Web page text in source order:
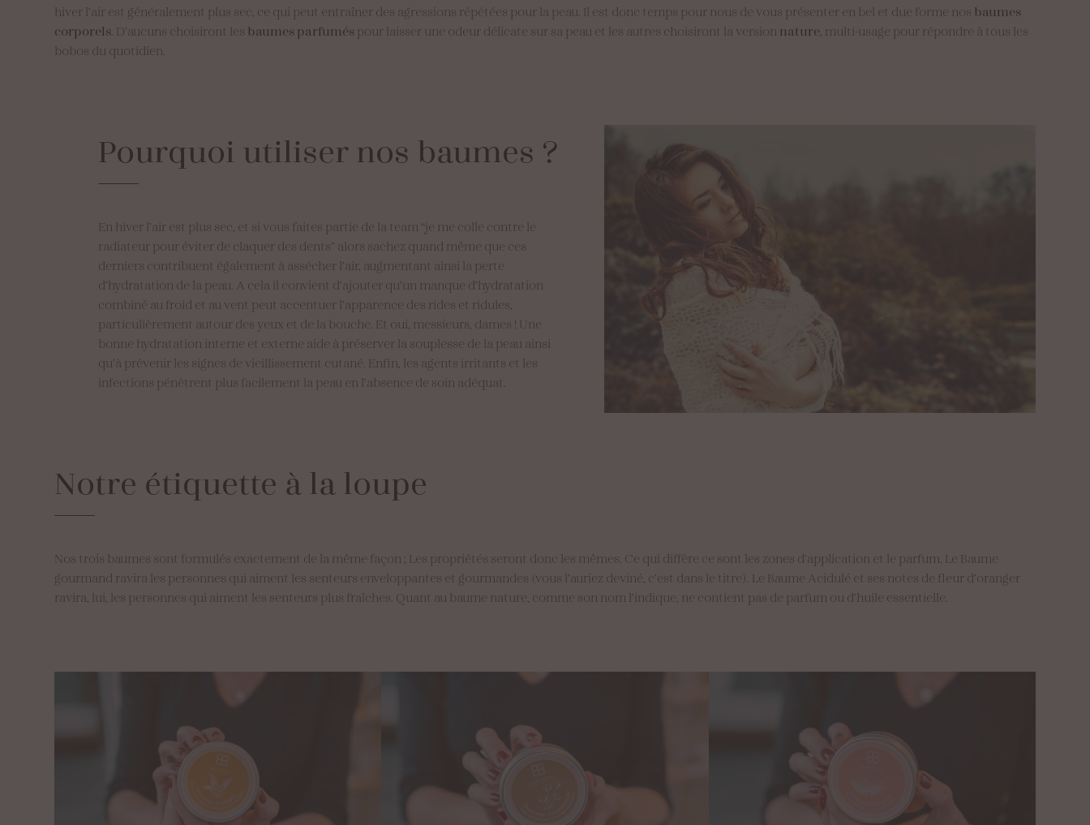
hiver l’air est généralement plus sec, ce qui peut entraîner des agressions répétées pour la peau. Il est donc temps pour nous de vous présenter en bel et due forme nos baumes
corporels . D’aucuns choisiront les baumes parfumés pour laisser une odeur délicate sur sa peau et les autres choisiront la version nature , multi-usage pour répondre à tous les
bobos du quotidien.
Pourquoi utiliser nos baumes ?
En hiver l’air est plus sec, et si vous faites partie de la team “je me colle contre le
radiateur pour éviter de claquer des dents” alors sachez quand même que ces
derniers contribuent également à assécher l’air, augmentant ainsi la perte
d’hydratation de la peau. A cela il convient d’ajouter qu’un manque d’hydratation
combiné au froid et au vent peut accentuer l’apparence des rides et ridules,
particulièrement autour des yeux et de la bouche. Et oui, messieurs, dames ! Une
bonne hydratation interne et externe aide à préserver la souplesse de la peau ainsi
qu’à prévenir les signes de vieillissement cutané. Enfin, les agents irritants et les
infections pénètrent plus facilement la peau en l’absence de soin adéquat.
Notre étiquette à la loupe
Nos trois baumes sont formulés exactement de la même façon ; Les propriétés seront donc les mêmes. Ce qui diffère ce sont les zones d’application et le parfum. Le Baume
gourmand ravira les personnes qui aiment les senteurs enveloppantes et gourmandes (vous l’auriez deviné, c’est dans le titre). Le Baume Acidulé et ses notes de fleur d’oranger
ravira, lui, les personnes qui aiment les senteurs plus fraîches. Quant au baume nature, comme son nom l’indique, ne contient pas de parfum ou d’huile essentielle.